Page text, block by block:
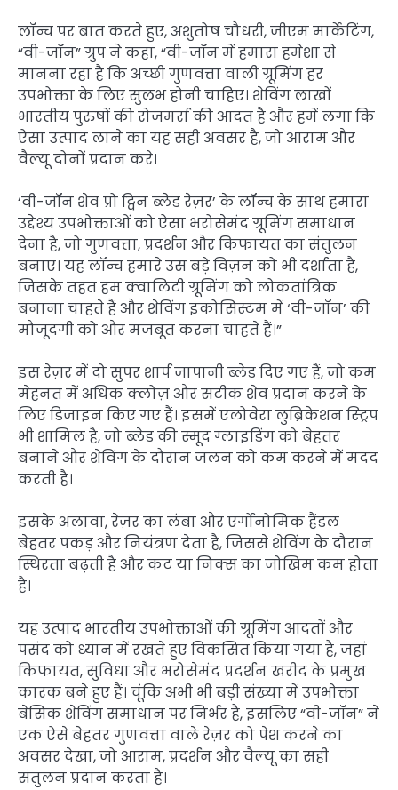
लॉन्च पर बात करते हुए, अशुतोष चौधरी, जीएम मार्केटिंग,
“वी-जॉन” ग्रुप ने कहा, “वी-जॉन में हमारा हमेशा से
मानना रहा है कि अच्छी गुणवत्ता वाली ग्रूमिंग हर
उपभोक्ता के लिए सुलभ होनी चाहिए। शेविंग लाखों
भारतीय पुरुषों की रोजमर्रा की आदत है और हमें लगा कि
ऐसा उत्पाद लाने का यह सही अवसर है, जो आराम और
वैल्यू दोनों प्रदान करे।
‘वी-जॉन शेव प्रो ट्विन ब्लेड रेज़र’ के लॉन्च के साथ हमारा
उद्देश्य उपभोक्ताओं को ऐसा भरोसेमंद ग्रूमिंग समाधान
देना है, जो गुणवत्ता, प्रदर्शन और किफायत का संतुलन
बनाए। यह लॉन्च हमारे उस बड़े विज़न को भी दर्शाता है,
जिसके तहत हम क्वालिटी ग्रूमिंग को लोकतांत्रिक
बनाना चाहते हैं और शेविंग इकोसिस्टम में ‘वी-जॉन’ की
मौजूदगी को और मजबूत करना चाहते हैं।”
इस रेज़र में दो सुपर शार्प जापानी ब्लेड दिए गए हैं, जो कम
मेहनत में अधिक क्लोज़ और सटीक शेव प्रदान करने के
लिए डिजाइन किए गए हैं। इसमें एलोवेरा लुब्रिकेशन स्ट्रिप
भी शामिल है, जो ब्लेड की स्मूद ग्लाइडिंग को बेहतर
बनाने और शेविंग के दौरान जलन को कम करने में मदद
करती है।
इसके अलावा, रेज़र का लंबा और एर्गोनोमिक हैंडल
बेहतर पकड़ और नियंत्रण देता है, जिससे शेविंग के दौरान
स्थिरता बढ़ती है और कट या निक्स का जोखिम कम होता
है।
यह उत्पाद भारतीय उपभोक्ताओं की ग्रूमिंग आदतों और
पसंद को ध्यान में रखते हुए विकसित किया गया है, जहां
किफायत, सुविधा और भरोसेमंद प्रदर्शन खरीद के प्रमुख
कारक बने हुए हैं। चूंकि अभी भी बड़ी संख्या में उपभोक्ता
बेसिक शेविंग समाधान पर निर्भर हैं, इसलिए “वी-जॉन” ने
एक ऐसे बेहतर गुणवत्ता वाले रेज़र को पेश करने का
अवसर देखा, जो आराम, प्रदर्शन और वैल्यू का सही
संतुलन प्रदान करता है।